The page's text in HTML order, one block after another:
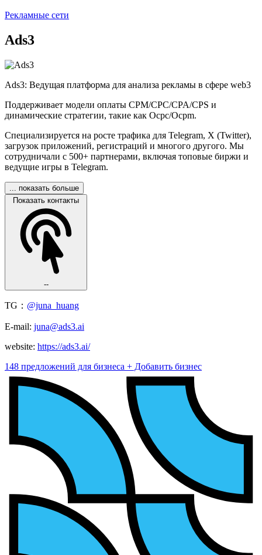
Рекламные сети
Ads3
Ads3: Ведущая платформа для анализа рекламы в сфере web3
Поддерживает модели оплаты CPM/CPC/CPA/CPS и
динамические стратегии, такие как Ocpc/Ocpm.
Специализируется на росте трафика для Telegram, X (Twitter),
загрузок приложений, регистраций и многого другого. Мы
сотрудничали с 500+ партнерами, включая топовые биржи и
ведущие игры в Telegram.
... показать больше
Показать контакты
--
TG： @juna_huang
E-mail: juna@ads3.ai
website: https://ads3.ai/
148 предложений для бизнеса + Добавить бизнес